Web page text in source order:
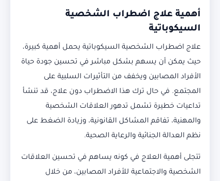
أهمية علاج اضطراب الشخصية
السيكوباتية
علاج اضطراب الشخصية السيكوباتية يحمل أهمية كبيرة،
حيث يمكن أن يسهم بشكل مباشر في تحسين جودة حياة
الأفراد المصابين ويخفف من التأثيرات السلبية على
المجتمع. في حال ترك هذا الاضطراب دون علاج، قد تنشأ
تداعيات خطيرة تشمل تدهور العلاقات الشخصية
والمهنية، تفاقم المشاكل القانونية، وزيادة الضغط على
نظم العدالة الجنائية والرعاية الصحية.
تتجلى أهمية العلاج في كونه يساهم في تحسين العلاقات
الشخصية والاجتماعية للأفراد المصابين، من خلال